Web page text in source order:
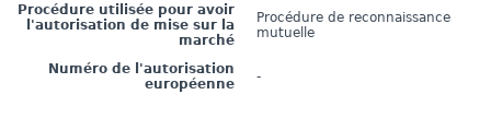
Procédure utilisée pour avoir
l'autorisation de mise sur la
marché
Procédure de reconnaissance
mutuelle
Numéro de l'autorisation
européenne
-